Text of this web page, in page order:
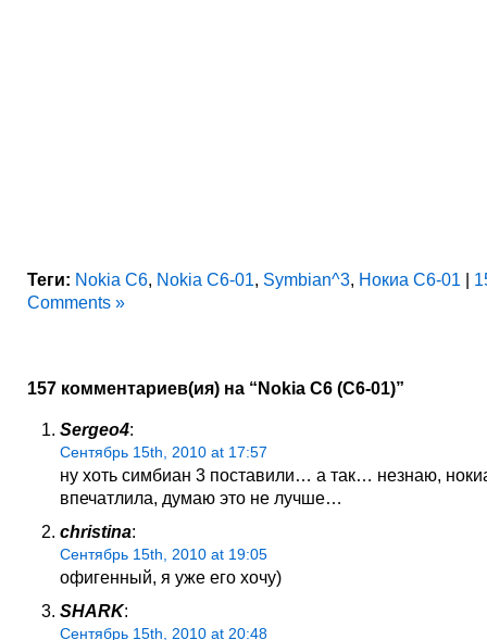
Теги: Nokia C6, Nokia C6-01, Symbian^3, Нокиа С6-01 |
Comments »
157 комментариев(ия) на “Nokia C6 (C6-01)”
Sergeo4:
Сентябрь 15th, 2010 at 17:57
ну хоть симбиан 3 поставили… а так… незнаю,
впечатлила, думаю это не лучше…
christina:
Сентябрь 15th, 2010 at 19:05
офигенный, я уже его хочу)
SHARK:
Сентябрь 15th, 2010 at 20:48